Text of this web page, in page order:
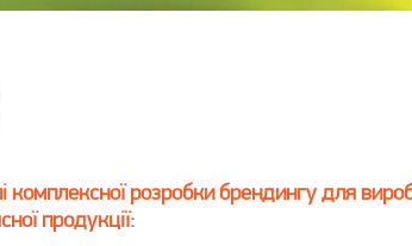
комплексної розробки брендингу для
продукції: